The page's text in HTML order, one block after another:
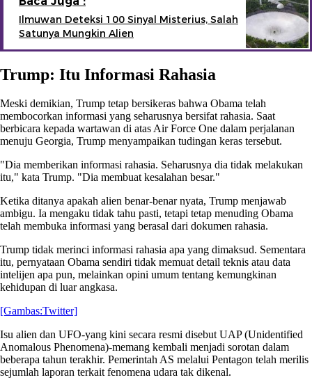
Ilmuwan Deteksi 100 Sinyal Misterius, Salah
Satunya Mungkin Alien
Trump: Itu Informasi Rahasia
Meski demikian, Trump tetap bersikeras bahwa Obama telah
membocorkan informasi yang seharusnya bersifat rahasia. Saat
berbicara kepada wartawan di atas Air Force One dalam perjalanan
menuju Georgia, Trump menyampaikan tudingan keras tersebut.
"Dia memberikan informasi rahasia. Seharusnya dia tidak melakukan
itu," kata Trump. "Dia membuat kesalahan besar."
Ketika ditanya apakah alien benar-benar nyata, Trump menjawab
ambigu. Ia mengaku tidak tahu pasti, tetapi tetap menuding Obama
telah membuka informasi yang berasal dari dokumen rahasia.
Trump tidak merinci informasi rahasia apa yang dimaksud. Sementara
itu, pernyataan Obama sendiri tidak memuat detail teknis atau data
intelijen apa pun, melainkan opini umum tentang kemungkinan
kehidupan di luar angkasa.
[Gambas:Twitter]
Isu alien dan UFO-yang kini secara resmi disebut UAP (Unidentified
Anomalous Phenomena)-memang kembali menjadi sorotan dalam
beberapa tahun terakhir. Pemerintah AS melalui Pentagon telah merilis
sejumlah laporan terkait fenomena udara tak dikenal.